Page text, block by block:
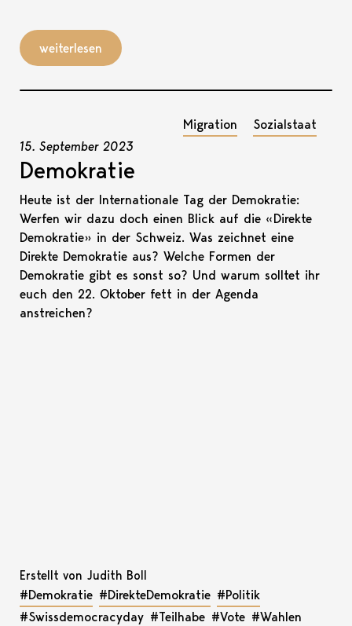
weiterlesen
Migration Sozialstaat
15. September 2023
Demokratie
Heute ist der Internationale Tag der Demokratie:
Werfen wir dazu doch einen Blick auf die «Direkte
Demokratie» in der Schweiz. Was zeichnet eine
Direkte Demokratie aus? Welche Formen der
Demokratie gibt es sonst so? Und warum solltet ihr
euch den 22. Oktober fett in der Agenda
anstreichen?
Erstellt von Judith Boll
#Demokratie #DirekteDemokratie #Politik
#Swissdemocracyday #Teilhabe #Vote #Wahlen